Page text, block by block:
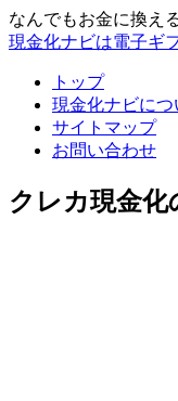
なんでもお金に換え
現金化ナビは電子ギ
トップ
現金化ナビにつ
サイトマップ
お問い合わせ
クレカ現金化